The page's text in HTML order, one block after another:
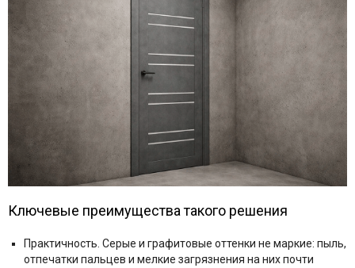
Ключевые преимущества такого решения
Практичность. Серые и графитовые оттенки не маркие: пыль,
отпечатки пальцев и мелкие загрязнения на них почти